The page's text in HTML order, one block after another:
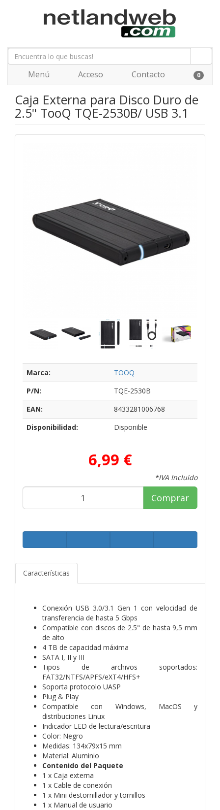
Menú Acceso Contacto 0
Caja Externa para Disco Duro de
2.5" TooQ TQE-2530B/ USB 3.1
Marca:
TOOQ
P/N:
TQE-2530B
EAN:
8433281006768
Disponibilidad:
Disponible
6,99 €
*IVA Incluido
Comprar
Características
Conexión USB 3.0/3.1 Gen 1 con velocidad de
transferencia de hasta 5 Gbps
Compatible con discos de 2.5" de hasta 9,5 mm
de alto
4 TB de capacidad máxima
SATA I, II y III
Tipos de archivos soportados:
FAT32/NTFS/APFS/eXT4/HFS+
Soporta protocolo UASP
Plug & Play
Compatible con Windows, MacOS y
distribuciones Linux
Indicador LED de lectura/escritura
Color: Negro
Medidas: 134x79x15 mm
Material: Aluminio
Contenido del Paquete
1 x Caja externa
1 x Cable de conexión
1 x Mini destornillador y tornillos
1 x Manual de usuario